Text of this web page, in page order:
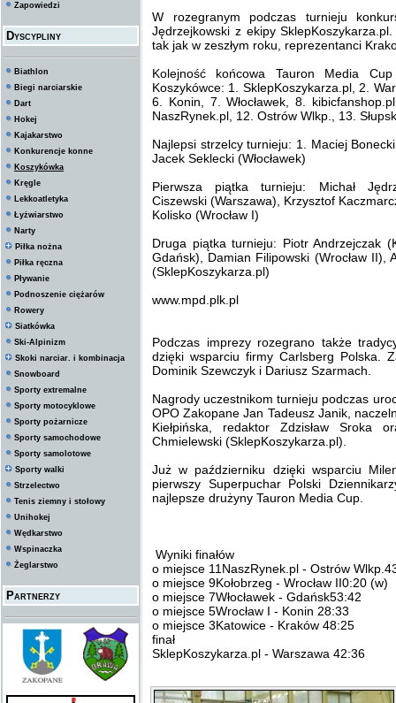
Zapowiedzi
Dyscypliny
Biathlon
Biegi narciarskie
Dart
Hokej
Kajakarstwo
Konkurencje konne
Koszykówka
Kręgle
Lekkoatletyka
Łyżwiarstwo
Narty
Piłka nożna
Piłka ręczna
Pływanie
Podnoszenie ciężarów
Rowery
Siatkówka
Ski-Alpinizm
Skoki narciar. i kombinacja
Snowboard
Sporty extremalne
Sporty motocyklowe
Sporty pożarnicze
Sporty samochodowe
Sporty samolotowe
Sporty walki
Strzelectwo
Tenis ziemny i stołowy
Unihokej
Wędkarstwo
Wspinaczka
Żeglarstwo
Partnerzy
W rozegranym podczas turnieju
Jędrzejkowski z ekipy
tak jak w zeszłym roku, reprezentanci
Kolejność końcowa Tauron Media
Koszykówce: 1. SklepKoszykarza.pl, 2.
6. Konin, 7. Włocławek, 8.
NaszRynek.pl, 12. Ostrów Wlkp., 13.
Najlepsi strzelcy turnieju: 1. Maciej
Jacek Seklecki (Włocławek)
Pierwsza piątka turnieju: Michał
Ciszewski (Warszawa), Krzysztof
Kolisko (Wrocław I)
Druga piątka turnieju: Piotr Andrzejczak
Gdańsk), Damian Filipowski (Wrocław II),
(SklepKoszykarza.pl)
www.mpd.plk.pl
Podczas imprezy rozegrano także
dzięki wsparciu firmy Carlsberg Polska.
Dominik Szewczyk i Dariusz Szarmach.
Nagrody uczestnikom turnieju podczas
OPO Zakopane Jan Tadeusz Janik,
Kiełpińska, redaktor Zdzisław Sroka
Chmielewski (SklepKoszykarza.pl).
Już w październiku dzięki wsparciu
pierwszy Superpuchar Polski
najlepsze drużyny Tauron Media Cup.
Wyniki finałów
o miejsce 11NaszRynek.pl - Ostrów
o miejsce 9Kołobrzeg - Wrocław II0:20 (w)
o miejsce 7Włocławek - Gdańsk53:42
o miejsce 5Wrocław I - Konin 28:33
o miejsce 3Katowice - Kraków 48:25
finał
SklepKoszykarza.pl - Warszawa 42:36